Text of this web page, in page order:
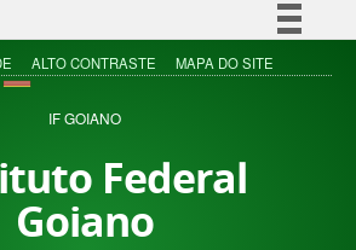
Simplifique!
Acesso à informação
ALTO CONTRASTE MAPA DO SITE
IF GOIANO
Federal
Goiano